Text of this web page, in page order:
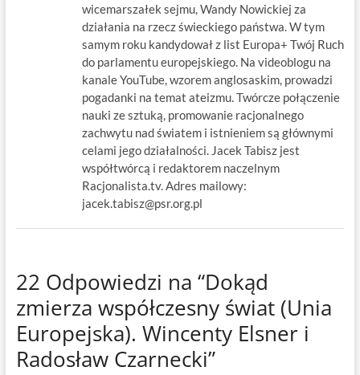
wicemarszałek sejmu, Wandy Nowickiej za
działania na rzecz świeckiego państwa. W tym
samym roku kandydował z list Europa+ Twój Ruch
do parlamentu europejskiego. Na videoblogu na
kanale YouTube, wzorem anglosaskim, prowadzi
pogadanki na temat ateizmu. Twórcze połączenie
nauki ze sztuką, promowanie racjonalnego
zachwytu nad światem i istnieniem są głównymi
celami jego działalności. Jacek Tabisz jest
współtwórcą i redaktorem naczelnym
Racjonalista.tv. Adres mailowy:
jacek.tabisz@psr.org.pl
22 Odpowiedzi na “Dokąd
zmierza współczesny świat (Unia
Europejska). Wincenty Elsner i
Radosław Czarnecki”